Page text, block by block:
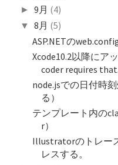
►9月 (4)
▼8月 (5)
ASP.NETの
Xcode10.2以降にア
coder requires
node.jsでの日付時
る）
テンプレート内の
r）
Illustratorのトレー
レスする。